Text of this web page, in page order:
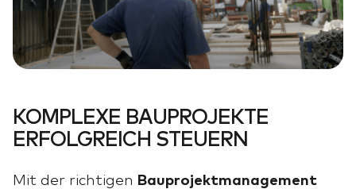
KOMPLEXE BAUPROJEKTE
ERFOLGREICH STEUERN
Mit der richtigen Bauprojektmanagement